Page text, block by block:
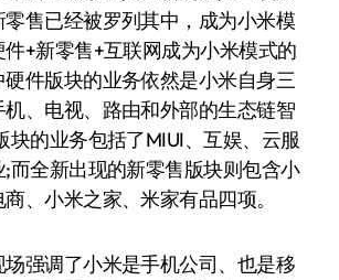
售已经被罗列其中，成为小米模
+新零售+互联网成为小米模式的
件版块的业务依然是小米自身三
、电视、路由和外部的生态链智
块的业务包括了MIUI、互娱、云服
而全新出现的新零售版块则包含小
、小米之家、米家有品四项。
强调了小米是手机公司、也是移